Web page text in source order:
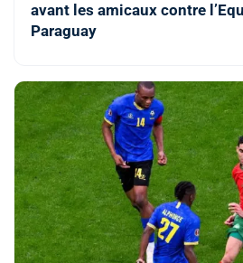
avant les amicaux contre
Paraguay